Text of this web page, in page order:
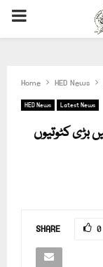
PRIMARY
Home HED News
HED News Latest News
بڑی کٹوتیوں
SHARE 0